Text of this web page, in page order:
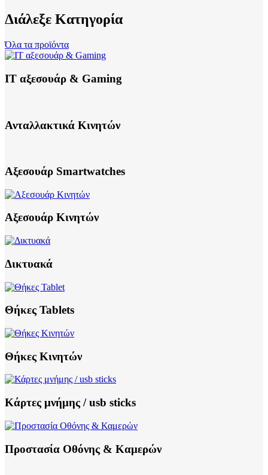
Διάλεξε Κατηγορία
Όλα τα προϊόντα
IT αξεσουάρ & Gaming
Ανταλλακτικά Κινητών
Αξεσουάρ Smartwatches
Αξεσουάρ Κινητών
Δικτυακά
Θήκες Tablets
Θήκες Κινητών
Κάρτες μνήμης / usb sticks
Προστασία Οθόνης & Καμερών